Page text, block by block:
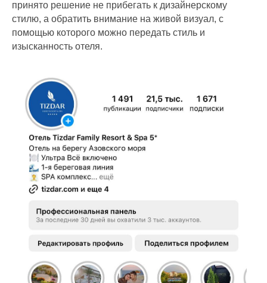
принято решение не прибегать к дизайнерскому
стилю, а обратить внимание на живой визуал, с
помощью которого можно передать стиль и
изысканность отеля.